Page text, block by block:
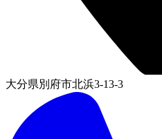
大分県別府市北浜3-13-3